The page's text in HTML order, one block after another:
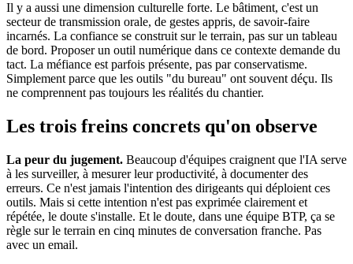
Il y a aussi une dimension culturelle forte. Le bâtiment, c'est un
secteur de transmission orale, de gestes appris, de savoir-faire
incarnés. La confiance se construit sur le terrain, pas sur un tableau
de bord. Proposer un outil numérique dans ce contexte demande du
tact. La méfiance est parfois présente, pas par conservatisme.
Simplement parce que les outils "du bureau" ont souvent déçu. Ils
ne comprennent pas toujours les réalités du chantier.
Les trois freins concrets qu'on observe
La peur du jugement. Beaucoup d'équipes craignent que l'IA serve
à les surveiller, à mesurer leur productivité, à documenter des
erreurs. Ce n'est jamais l'intention des dirigeants qui déploient ces
outils. Mais si cette intention n'est pas exprimée clairement et
répétée, le doute s'installe. Et le doute, dans une équipe BTP, ça se
règle sur le terrain en cinq minutes de conversation franche. Pas
avec un email.